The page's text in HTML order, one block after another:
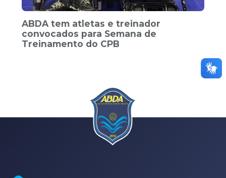
ABDA tem atletas e treinador
convocados para Semana de
Treinamento do CPB